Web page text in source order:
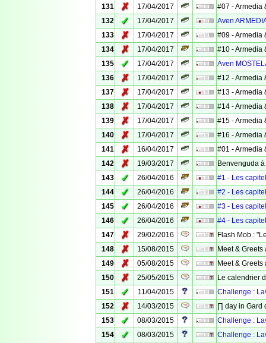
131
✗ 17/04/2017
#07 - Armedia
132
✓ 17/04/2017
Aven
133
✗ 17/04/2017
#09 - Armedia
134
✗ 17/04/2017
#10 - Armedia
135
✓ 17/04/2017
Aven
136
✗ 17/04/2017
#12 - Armedia
137
✗ 17/04/2017
#13 - Armedia
138
✗ 17/04/2017
#14 - Armedia
139
✗ 17/04/2017
#15 - Armedia
140
✗ 17/04/2017
#16 - Armedia
141
✗ 16/04/2017
#01 - Armedia
142
✗ 19/03/2017
Benvenguda
143
✓ 26/04/2016
#1 - Les
144
✓ 26/04/2016
#2 - Les
145
✓ 26/04/2016
#3 - Les
146
✓ 26/04/2016
#4 - Les
147
✗ 29/02/2016
Flash Mob :
148
✗ 15/08/2015
Meet &
149
✗ 05/08/2015
Meet &
150
✗ 25/05/2015
Le calendrier
151
✓ 11/04/2015
Challenge :
152
✗ 14/03/2015
∏ day in Gard
153
✓ 08/03/2015
Challenge :
154
✓ 08/03/2015
Challenge :